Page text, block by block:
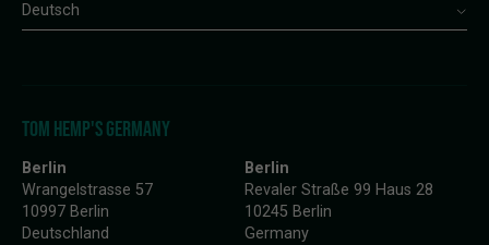
Deutsch
TOM HEMP'S GERMANY
Berlin
Wrangelstrasse 57
10997 Berlin
Deutschland
Berlin
Revaler Straße 99 Haus 28
10245 Berlin
Germany